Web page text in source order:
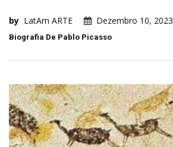
by LatAm ARTE Dezembro 10, 2023
Biografia De Pablo Picasso